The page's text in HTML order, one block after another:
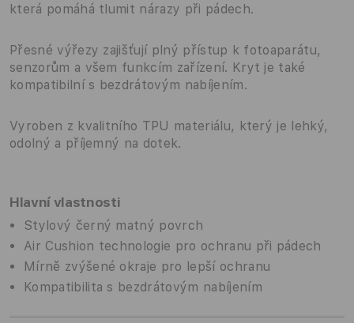
která pomáhá tlumit nárazy při pádech.
Přesné výřezy zajišťují plný přístup k fotoaparátu,
senzorům a všem funkcím zařízení. Kryt je také
kompatibilní s bezdrátovým nabíjením.
Vyroben z kvalitního TPU materiálu, který je lehký,
odolný a příjemný na dotek.
Hlavní vlastnosti
Stylový černý matný povrch
Air Cushion technologie pro ochranu při pádech
Mírně zvýšené okraje pro lepší ochranu
Kompatibilita s bezdrátovým nabíjením